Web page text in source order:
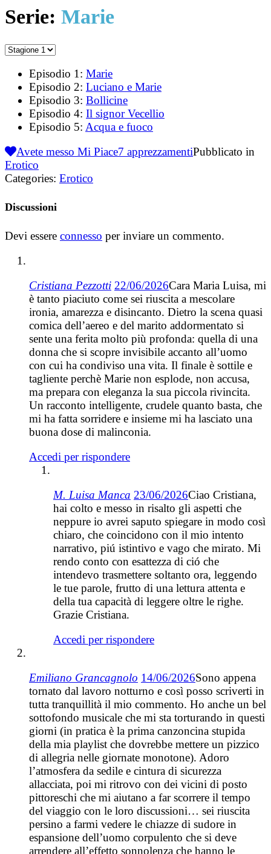
Serie: Marie
Episodio 1: Marie
Episodio 2: Luciano e Marie
Episodio 3: Bollicine
Episodio 4: Il signor Vecellio
Episodio 5: Acqua e fuoco
Avete messo Mi Piace7 apprezzamentiPubblicato in
Erotico
Categories: Erotico
Discussioni
Devi essere connesso per inviare un commento.
Cristiana Pezzotti 22/06/2026Cara Maria Luisa, mi
è tanto piaciuto come sei riuscita a mescolare
ironia, amarezza e disincanto. Dietro la scena quasi
comica dell’aereo e del marito addormentato si
sente una ferita molto più profonda: quella di una
donna che si scopre invisibile accanto all’uomo
con cui ha condiviso una vita. Il finale è sottile e
tagliente perchè Marie non esplode, non accusa,
ma prepara con eleganza la sua piccola rivincita.
Un racconto intelligente, crudele quanto basta, che
mi ha fatta sorridere e insieme mi ha lasciato una
buona dose di malinconia.
Accedi per rispondere
M. Luisa Manca 23/06/2026Ciao Cristiana,
hai colto e messo in risalto gli aspetti che
neppure io avrei saputo spiegare in modo così
chiaro, che coincidono con il mio intento
narrativo, piú istintivo e vago che mirato. Mi
rendo conto con esattezza di ció che
intendevo trasmettere soltanto ora, leggendo
le tue parole, frutto di una lettura attenta e
della tua capacità di leggere oltre le righe.
Grazie Cristiana.
Accedi per rispondere
Emiliano Grancagnolo 14/06/2026Sono appena
tornato dal lavoro notturno e così posso scriverti in
tutta tranquillità il mio commento. Ho anche un bel
sottofondo musicale che mi sta torturando in questi
giorni (in pratica è la prima canzoncina stupida
della mia playlist che dovrebbe mettere un pizzico
di allegria nelle giornate monotone). Adoro
l’atmosfera da sedile e cintura di sicurezza
allacciata, poi mi ritrovo con dei vicini di posto
pittoreschi che mi aiutano a far scorrere il tempo
del viaggio con le loro discussioni… sei riuscita
persino a farmi vedere le chiazze di sudore in
espansione dell’uomo corpulento che si deve
arrendere all’effetto sonnolenza che hanno le